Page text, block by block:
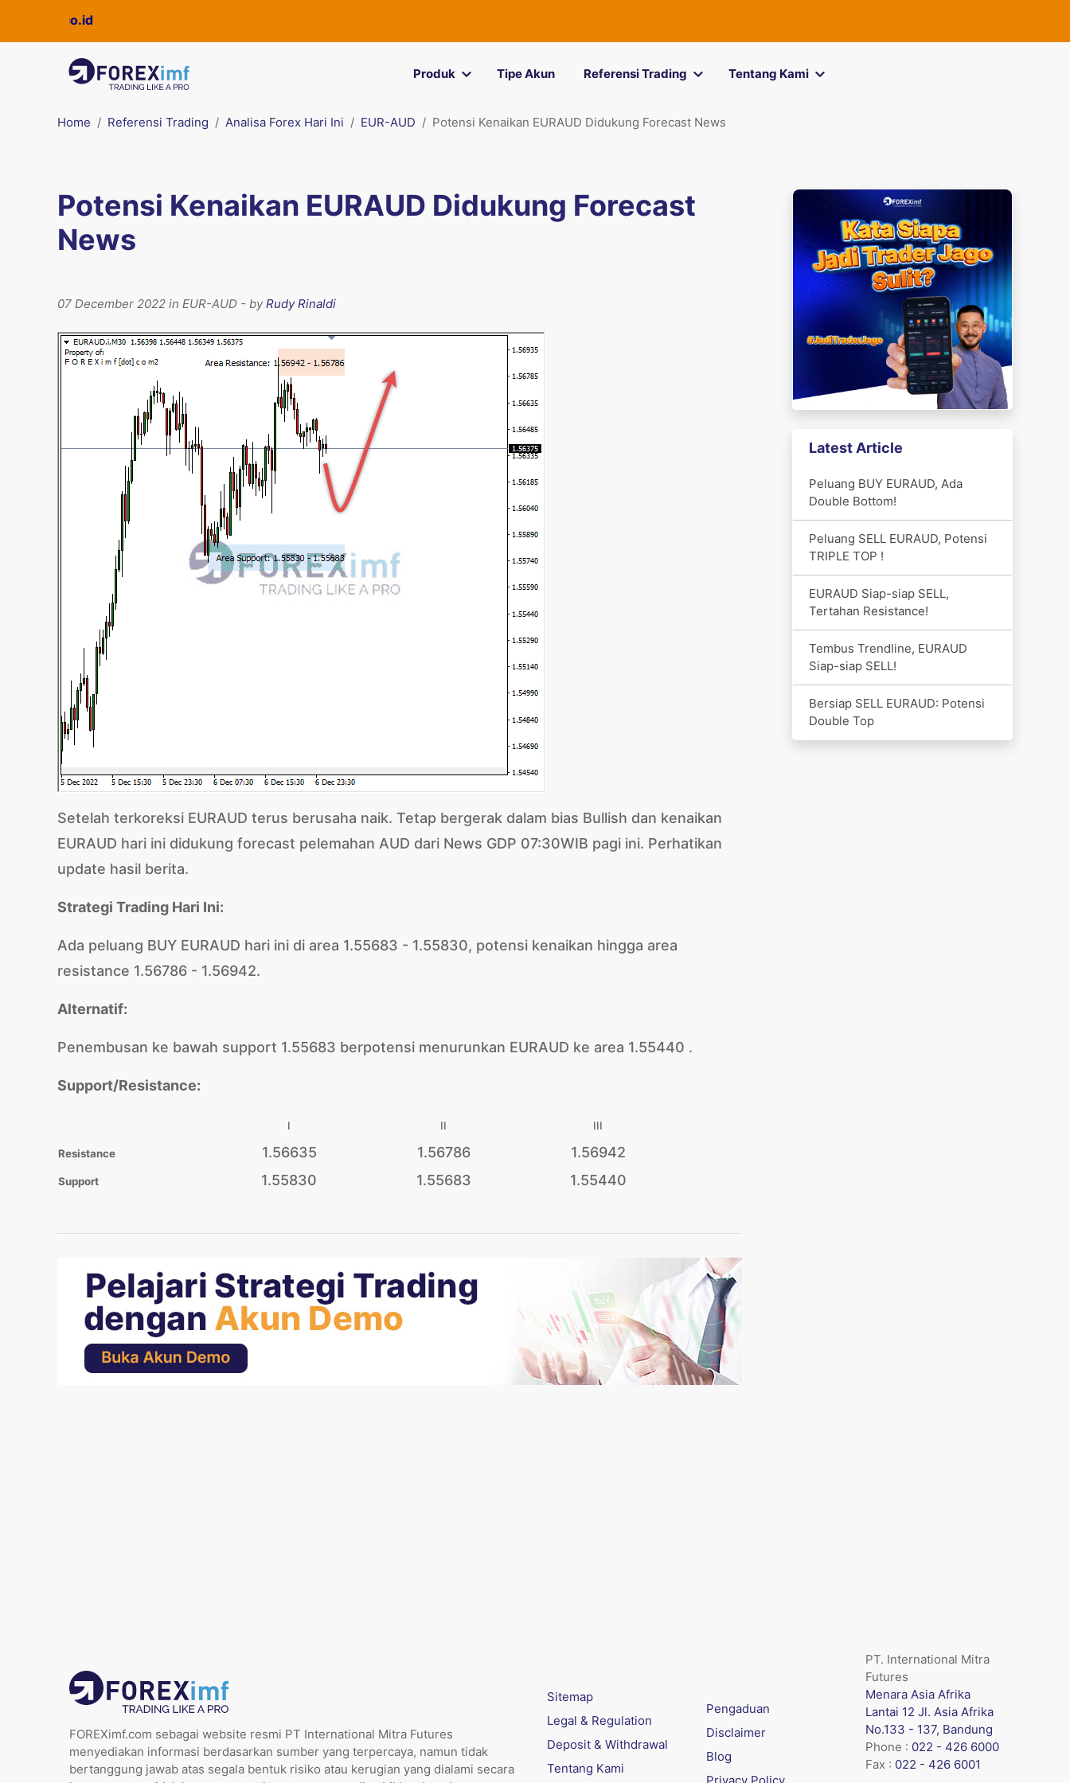
Produk Tipe Akun Referensi Trading Tentang Kami
Home Referensi Trading Analisa Forex Hari Ini EUR-AUD Potensi Kenaikan EURAUD Didukung Forecast News
Potensi Kenaikan EURAUD Didukung Forecast
News
07 December 2022 in EUR-AUD - byRudy Rinaldi
Setelah terkoreksi EURAUD terus berusaha naik. Tetap bergerak dalam bias Bullish dan kenaikan
EURAUD hari ini didukung forecast pelemahan AUD dari News GDP 07:30WIB pagi ini. Perhatikan
update hasil berita.
Strategi Trading Hari Ini:
Ada peluang BUY EURAUD hari ini di area 1.55683 - 1.55830, potensi kenaikan hingga area
resistance 1.56786 - 1.56942.
Alternatif:
Penembusan ke bawah support 1.55683 berpotensi menurunkan EURAUD ke area 1.55440 .
Support/Resistance:
I II III
Resistance 1.56635 1.56786 1.56942
Support 1.55830 1.55683 1.55440
Latest Article
Peluang BUY EURAUD, Ada
Double Bottom!
Peluang SELL EURAUD, Potensi
TRIPLE TOP !
EURAUD Siap-siap SELL,
Tertahan Resistance!
Tembus Trendline, EURAUD
Siap-siap SELL!
Bersiap SELL EURAUD: Potensi
Double Top
FOREXimf.com sebagai website resmi PT International Mitra Futures
menyediakan informasi berdasarkan sumber yang terpercaya, namun tidak
bertanggung jawab atas segala bentuk risiko atau kerugian yang dialami secara
Sitemap
Legal & Regulation
Deposit & Withdrawal
Tentang Kami
Pengaduan
Disclaimer
Blog
PT. International Mitra
Futures
Menara Asia Afrika
Lantai 12 Jl. Asia Afrika
No.133 - 137, Bandung
Phone : 022 - 426 6000
Fax : 022 - 426 6001